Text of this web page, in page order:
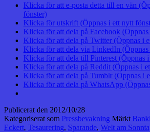
Klicka för att e-posta detta till en vän
fönster)
Klicka för utskrift (Öppnas i ett nytt
Klicka för att dela på Facebook
Klicka för att dela på Twitter (Öppnas i
Klicka för att dela via LinkedIn
Klicka för att dela till Pinterest (Öppnas
Klicka för att dela på Reddit (Öppnas i
Klicka för att dela på Tumblr (Öppnas i
Klicka för att dela på WhatsApp
Publicerat den 2012/10/28
Kategoriserat som Pressbevakning Märkt
Eckert, Tesaurering, Sparande, Welt am